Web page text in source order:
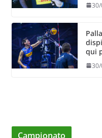
qui
Campionato